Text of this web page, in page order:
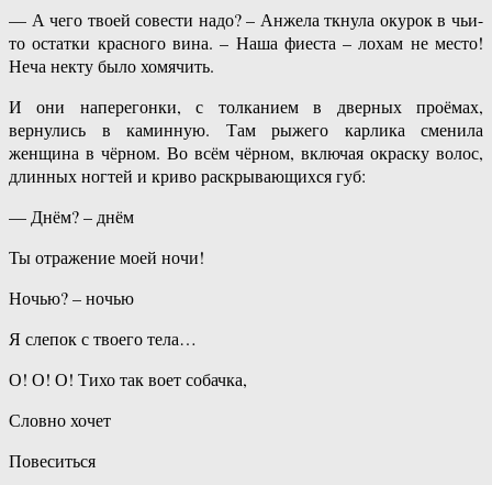
— А чего твоей совести надо? – Анжела ткнула окурок в чьи-
то остатки красного вина. – Наша фиеста – лохам не место!
Неча некту было хомячить.
И они наперегонки, с толканием в дверных проёмах,
вернулись в каминную. Там рыжего карлика сменила
женщина в чёрном. Во всём чёрном, включая окраску волос,
длинных ногтей и криво раскрывающихся губ:
— Днём? – днём
Ты отражение моей ночи!
Ночью? – ночью
Я слепок с твоего тела…
О! О! О! Тихо так воет собачка,
Словно хочет
Повеситься